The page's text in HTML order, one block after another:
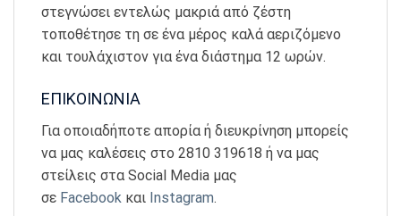
στεγνώσει εντελώς μακριά από ζέστη
τοποθέτησε τη σε ένα μέρος καλά αεριζόμενο
και τουλάχιστον για ένα διάστημα 12 ωρών.
ΕΠΙΚΟΙΝΩΝΙΑ
Για οποιαδήποτε απορία ή διευκρίνηση μπορείς
να μας καλέσεις στο 2810 319618 ή να μας
στείλεις στα Social Media μας
σε Facebook και Instagram.